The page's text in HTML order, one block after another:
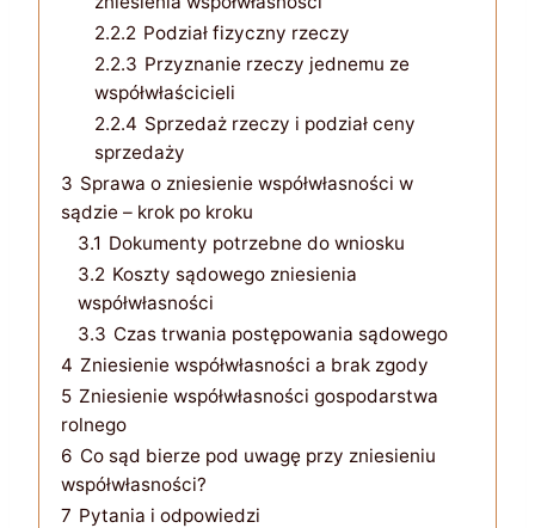
2.2.2 Podział fizyczny rzeczy
2.2.3 Przyznanie rzeczy jednemu ze
współwłaścicieli
2.2.4 Sprzedaż rzeczy i podział ceny
sprzedaży
3 Sprawa o zniesienie współwłasności w
sądzie – krok po kroku
3.1 Dokumenty potrzebne do wniosku
3.2 Koszty sądowego zniesienia
współwłasności
3.3 Czas trwania postępowania sądowego
4 Zniesienie współwłasności a brak zgody
5 Zniesienie współwłasności gospodarstwa
rolnego
6 Co sąd bierze pod uwagę przy zniesieniu
współwłasności?
7 Pytania i odpowiedzi